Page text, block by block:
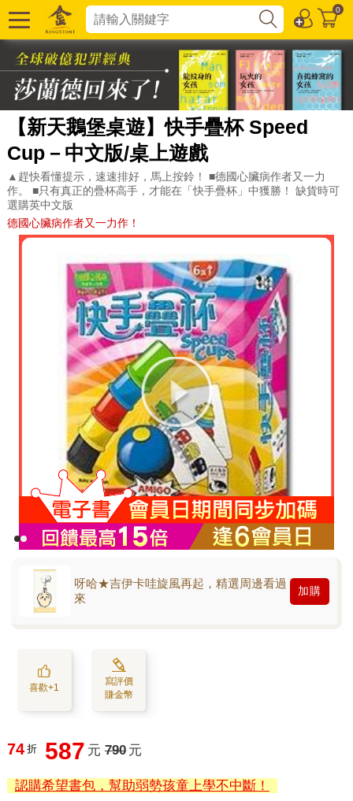
0
【新天鵝堡桌遊】快手疊杯 Speed
Cup－中文版/桌上遊戲
▲趕快看懂提示，速速排好，馬上按鈴！ ■德國心臟病作者又一力
作。 ■只有真正的疊杯高手，才能在「快手疊杯」中獲勝！ 缺貨時可
選購英中文版
德國心臟病作者又一力作！
呀哈★吉伊卡哇旋風再起，精選周邊看過
來
加購
喜歡+1
寫評價
賺金幣
74 折 587 元 790 元
認購希望書包，幫助弱勢孩童上學不中斷！